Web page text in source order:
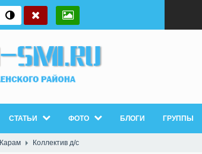
СТАТЬИ ФОТО БЛОГИ ГРУППЫ
Карам Коллектив д/с